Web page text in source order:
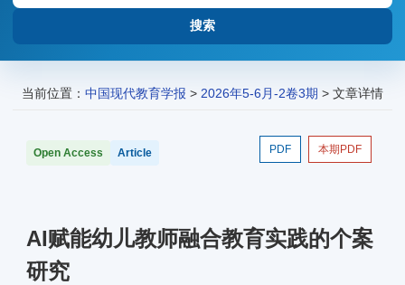
当前位置： 中国现代教育学报 > 2026年5-6月-2卷3期 > 文章详情
PDF 本期PDF
Open Access Article
AI赋能幼儿教师融合教育实践的个案
研究